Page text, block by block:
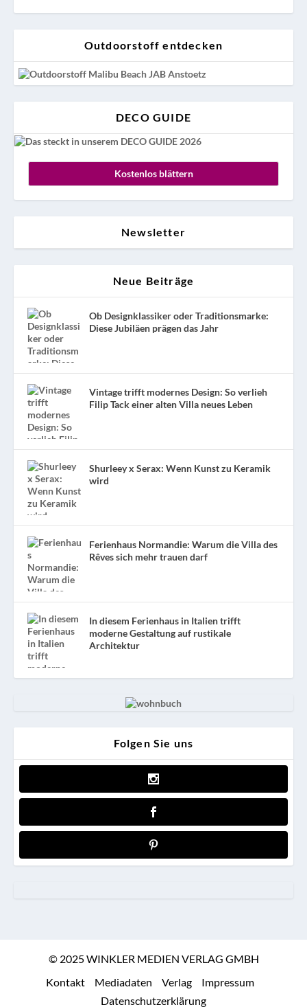
Outdoorstoff entdecken
DECO GUIDE
Kostenlos blättern
Newsletter
Neue Beiträge
Ob Designklassiker oder Traditionsmarke:
Diese Jubiläen prägen das Jahr
Vintage trifft modernes Design: So verlieh
Filip Tack einer alten Villa neues Leben
Shurleey x Serax: Wenn Kunst zu Keramik
wird
Ferienhaus Normandie: Warum die Villa des
Rêves sich mehr trauen darf
In diesem Ferienhaus in Italien trifft
moderne Gestaltung auf rustikale
Architektur
Folgen Sie uns
© 2025 WINKLER MEDIEN VERLAG GMBH
Kontakt
Mediadaten Verlag
Impressum
Datenschutzerklärung